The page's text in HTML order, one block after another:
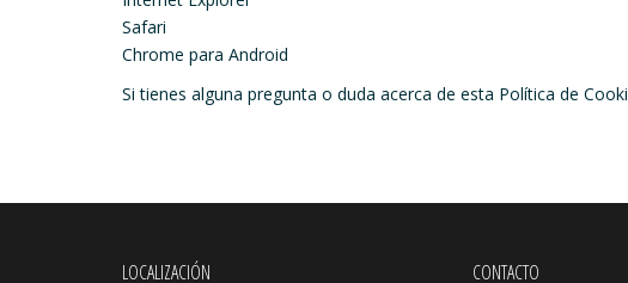
Safari
Chrome para Android
Si tienes alguna pregunta o duda acerca de esta Política de
LOCALIZACIÓN CONTACTO